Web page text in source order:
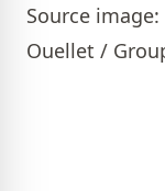
Source
Ouellet /